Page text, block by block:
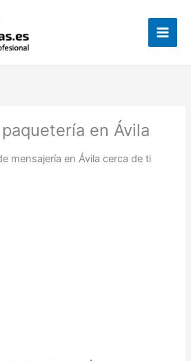
en Ávila
mensajería en Ávila cerca de ti